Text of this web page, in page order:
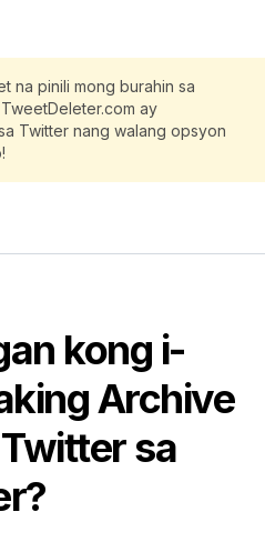
na pinili mong burahin sa
ay
Twitter nang walang opsyon
kong i-
Archive
sa